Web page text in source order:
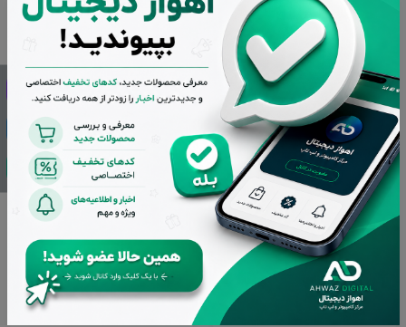
پایه خنک کننده لپ تاپ میکاسو
مدل NCP-212
ناموجود
مشاهده محصول
پایه خنک کننده لپ تاپ هترون
مدل HCP135
ناموجود
مشاهده محصول